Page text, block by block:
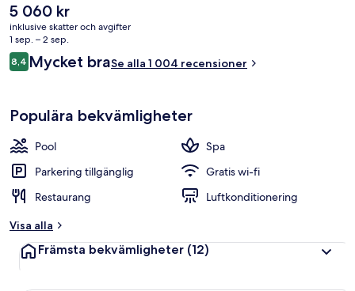
Det
nuvarande
priset
är
5 060 kr
5 060 kr
inklusive skatter och avgifter
1 sep. – 2 sep.
Recensioner
8,48,4 av 10,
Mycket braSe alla 1 004 recensioner
Populära bekvämligheter
Pool
Spa
Parkering tillgänglig
Gratis wi-fi
Restaurang
Luftkonditionering
Visa alla
Främsta bekvämligheter (12)